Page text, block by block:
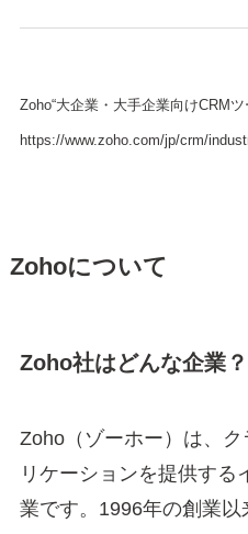
Zoho“大企業・大手企業向けCRM
https://www.zoho.com/jp/crm/
Zohoについて
Zoho社はどんな企業？
Zoho（ゾーホー）は、
リケーションを提供する
業です。1996年の創業